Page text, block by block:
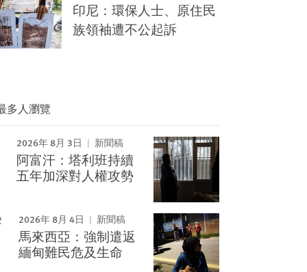
印尼：環保人士、原住民
族領袖遭不公起訴
多人瀏覽
2026年 8月 3日 新聞稿
阿富汗：塔利班持續
五年加深對人權攻勢
2026年 8月 4日 新聞稿
馬來西亞：強制遣返
緬甸難民危及生命